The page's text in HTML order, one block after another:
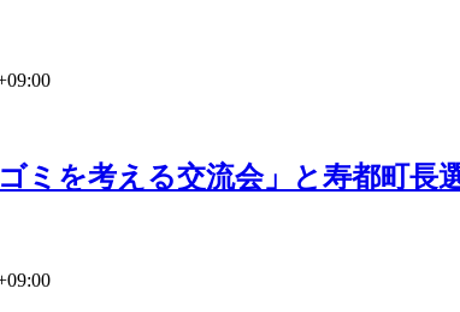
ミを考える交流会」と寿都町長